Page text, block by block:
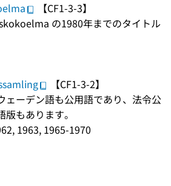
【CF1-3-3】
の1980年までのタイトル
【CF1-3-2】
ェーデン語も公用語であり、法令公
もあります。
1963, 1965-1970